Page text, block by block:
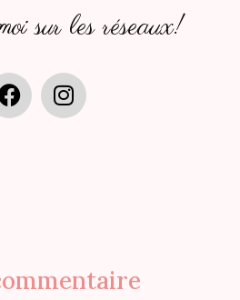
sur les réseaux!